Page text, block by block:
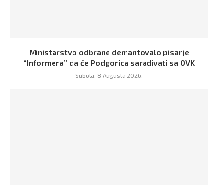
Ministarstvo odbrane demantovalo pisanje
“Informera” da će Podgorica sarađivati sa OVK
Subota, 8 Augusta 2026,